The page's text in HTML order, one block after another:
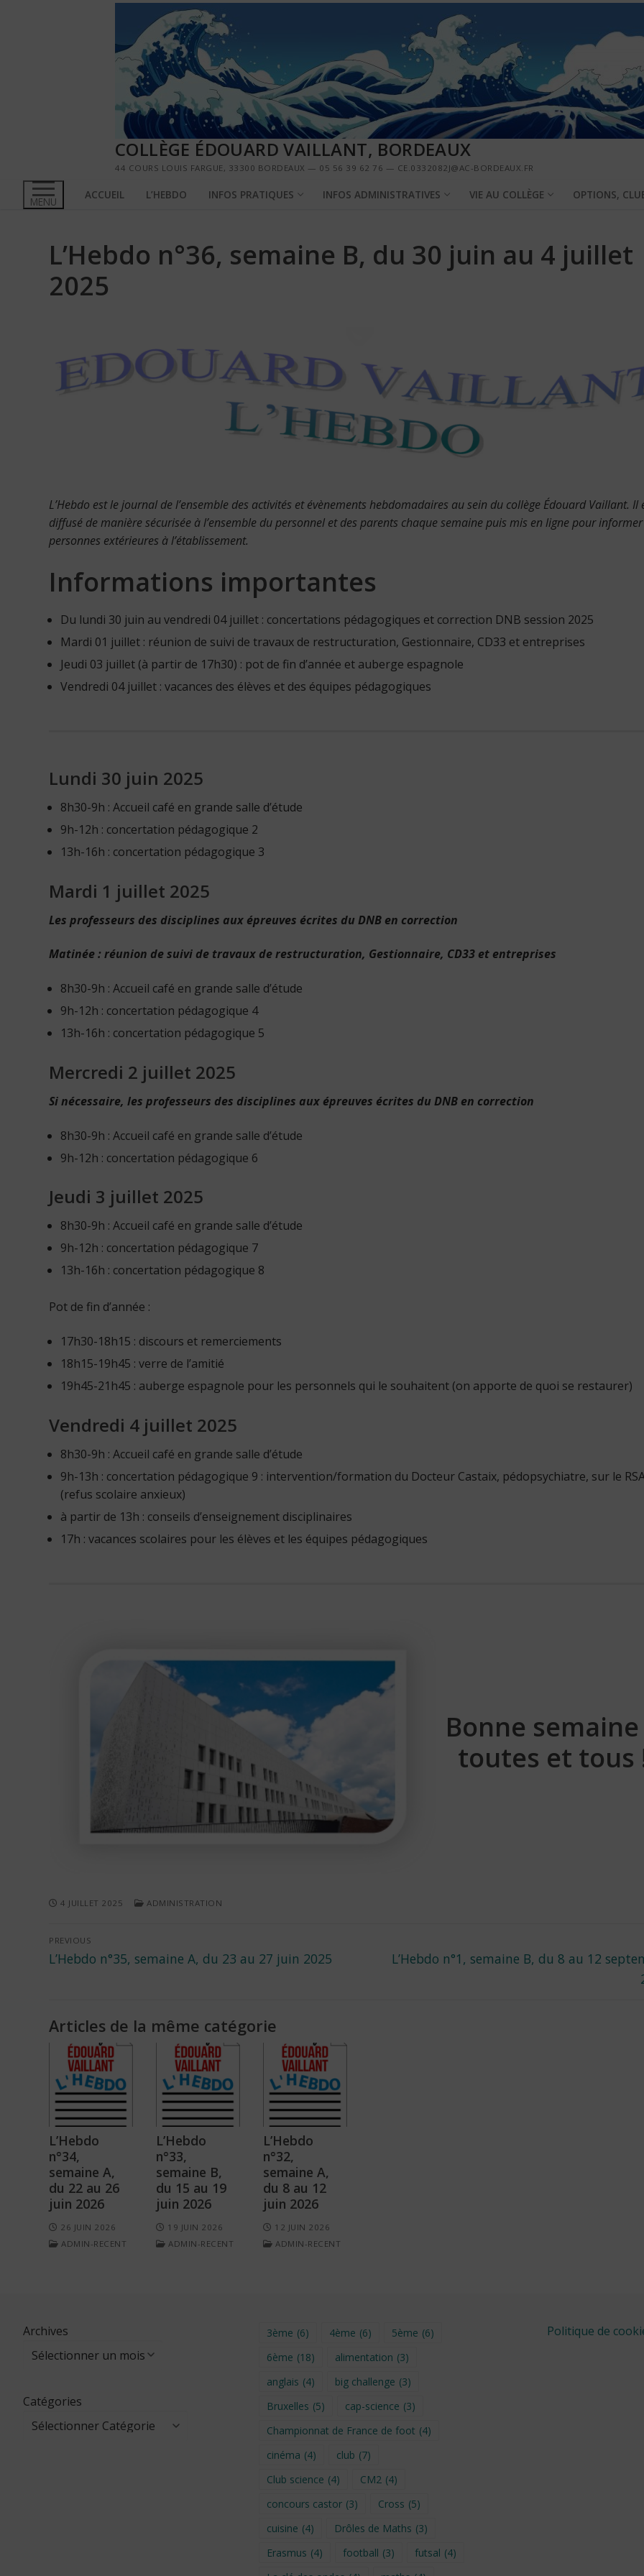
COLLÈGE ÉDOUARD VAILLANT, BORDEAUX
44 COURS LOUIS FARGUE, 33300 BORDEAUX — 05 56 39 62 76 — CE.0332082J@AC-BORDEAUX.FR
MENU ACCUEIL L’HEBDO INFOS PRATIQUES INFOS ADMINISTRATIVES VIE AU COLLÈGE OPTIONS,
L’Hebdo n°36, semaine B, du 30 juin au 4 juillet
2025
L’Hebdo est le journal de l’ensemble des activités et évènements hebdomadaires au sein du collège Édouard Vaillant. Il
diffusé de manière sécurisée à l’ensemble du personnel et des parents chaque semaine puis mis en ligne pour
personnes extérieures à l’établissement.
Informations importantes
Du lundi 30 juin au vendredi 04 juillet : concertations pédagogiques et correction DNB session 2025
Mardi 01 juillet : réunion de suivi de travaux de restructuration, Gestionnaire, CD33 et entreprises
Jeudi 03 juillet (à partir de 17h30) : pot de fin d’année et auberge espagnole
Vendredi 04 juillet : vacances des élèves et des équipes pédagogiques
Lundi 30 juin 2025
8h30-9h : Accueil café en grande salle d’étude
9h-12h : concertation pédagogique 2
13h-16h : concertation pédagogique 3
Mardi 1 juillet 2025
Les professeurs des disciplines aux épreuves écrites du DNB en correction
Matinée : réunion de suivi de travaux de restructuration, Gestionnaire, CD33 et entreprises
8h30-9h : Accueil café en grande salle d’étude
9h-12h : concertation pédagogique 4
13h-16h : concertation pédagogique 5
Mercredi 2 juillet 2025
Si nécessaire, les professeurs des disciplines aux épreuves écrites du DNB en correction
8h30-9h : Accueil café en grande salle d’étude
9h-12h : concertation pédagogique 6
Jeudi 3 juillet 2025
8h30-9h : Accueil café en grande salle d’étude
9h-12h : concertation pédagogique 7
13h-16h : concertation pédagogique 8
Pot de fin d’année :
17h30-18h15 : discours et remerciements
18h15-19h45 : verre de l’amitié
19h45-21h45 : auberge espagnole pour les personnels qui le souhaitent (on apporte de quoi se restaurer)
Vendredi 4 juillet 2025
8h30-9h : Accueil café en grande salle d’étude
9h-13h : concertation pédagogique 9 : intervention/formation du Docteur Castaix, pédopsychiatre, sur le
(refus scolaire anxieux)
à partir de 13h : conseils d’enseignement disciplinaires
17h : vacances scolaires pour les élèves et les équipes pédagogiques
Bonne
toutes et tous
4 JUILLET 2025 ADMINISTRATION
Navigation
de
PREVIOUS
Previous
L’Hebdo n°35, semaine A, du 23 au 27 juin 2025
Next
L’Hebdo n°1, semaine B, du 8 au 12
Articles de la même catégorie
L’Hebdo
n°34,
semaine A,
du 22 au 26
juin 2026
26 JUIN 2026
ADMIN-RECENT
L’Hebdo
n°33,
semaine B,
du 15 au 19
juin 2026
19 JUIN 2026
ADMIN-RECENT
L’Hebdo
n°32,
semaine A,
du 8 au 12
juin 2026
12 JUIN 2026
ADMIN-RECENT
Archives
Catégories
3ème (6) 4ème (6) 5ème (6)
6ème (18) alimentation (3)
anglais (4) big challenge (3)
Bruxelles (5) cap-science (3)
Championnat de France de foot (4)
cinéma (4) club (7)
Club science (4) CM2 (4)
concours castor (3) Cross (5)
cuisine (4) Drôles de Maths (3)
Erasmus (4) football (3) futsal (4)
Politique de